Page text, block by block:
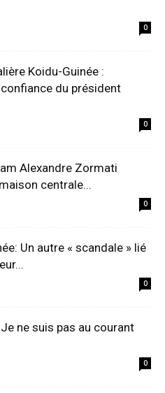
0
Koidu-Guinée :
du président
0
Alexandre Zormati
centrale...
0
Un autre « scandale » lié
0
ne suis pas au courant
0